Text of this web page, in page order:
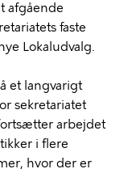
afgående
faste
Lokaludvalg.
et langvarigt
sekretariatet
arbejdet
i flere
hvor der er